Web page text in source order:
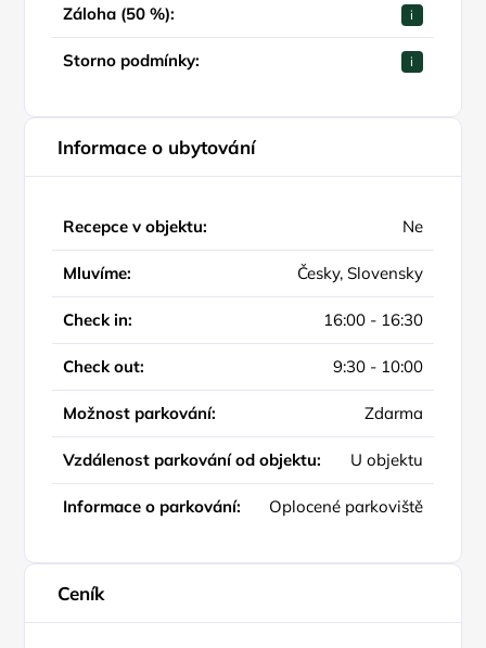
Záloha (50 %): i
Storno podmínky: i
Informace o ubytování
Recepce v objektu: Ne
Mluvíme: Česky, Slovensky
Check in: 16:00 - 16:30
Check out: 9:30 - 10:00
Možnost parkování: Zdarma
Vzdálenost parkování od objektu: U objektu
Informace o parkování: Oplocené parkoviště
Ceník